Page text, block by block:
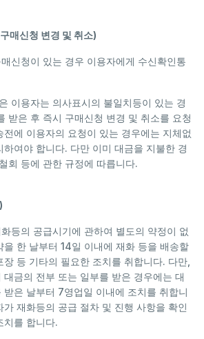
매신청 변경 및 취소)
신청이 있는 경우 이용자에게 수신확인통
이용자는 의사표시의 불일치등이 있는 경
받은 후 즉시 구매신청 변경 및 취소를 요청
전에 이용자의 요청이 있는 경우에는 지체없
하여야 합니다. 다만 이미 대금을 지불한 경
회 등에 관한 규정에 따릅니다.
등의 공급시기에 관하여 별도의 약정이 없
을 한 날부터 14일 이내에 재화 등을 배송할
등 기타의 필요한 조치를 취합니다. 다만,
대금의 전부 또는 일부를 받은 경우에는 대
받은 날부터 7영업일 이내에 조치를 취합니
가 재화등의 공급 절차 및 진행 사항을 확인
치를 합니다.